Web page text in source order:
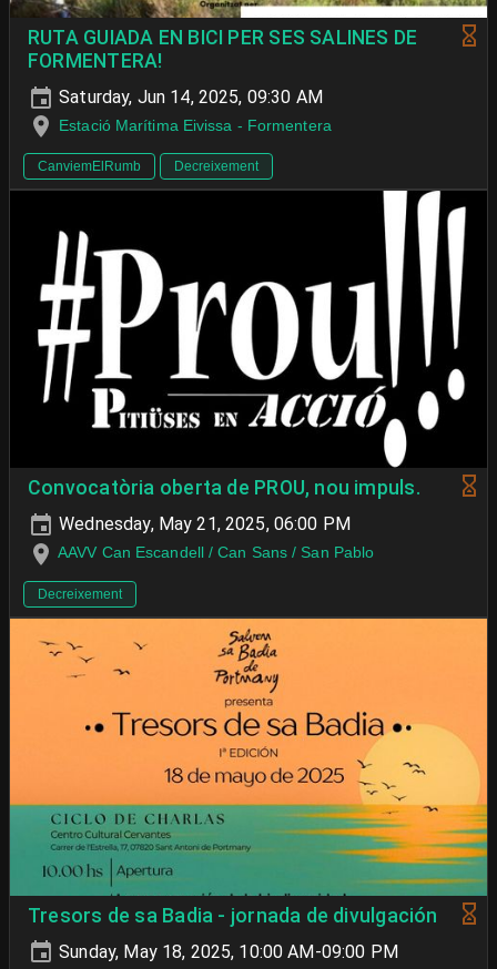
RUTA GUIADA EN BICI PER SES SALINES DE
FORMENTERA!
Saturday, Jun 14, 2025, 09:30 AM
Estació Marítima Eivissa - Formentera
CanviemElRumb Decreixement
Convocatòria oberta de PROU, nou impuls.
Wednesday, May 21, 2025, 06:00 PM
AAVV Can Escandell / Can Sans / San Pablo
Decreixement
Tresors de sa Badia - jornada de divulgación
Sunday, May 18, 2025, 10:00 AM-09:00 PM